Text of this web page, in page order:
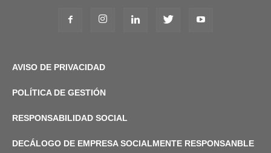
AVISO DE PRIVACIDAD
POLÍTICA DE GESTIÓN
RESPONSABILIDAD SOCIAL
DECÁLOGO DE EMPRESA SOCIALMENTE RESPONSANBLE